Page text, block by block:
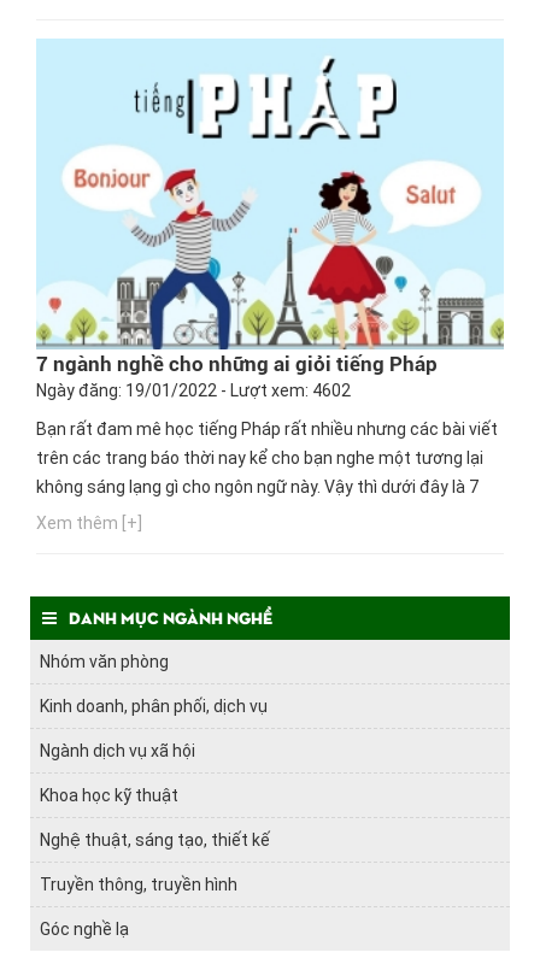
giờ, hãy cùng Hướng nghiệp GPO cập nhật thông tin này...
7 ngành nghề cho những ai giỏi tiếng Pháp
Ngày đăng: 19/01/2022 - Lượt xem: 4602
Bạn rất đam mê học tiếng Pháp rất nhiều nhưng các bài viết
trên các trang báo thời nay kể cho bạn nghe một tương lại
không sáng lạng gì cho ngôn ngữ này. Vậy thì dưới đây là 7
nghề cho những ai không dám theo đuổi con đường Pháp
Xem thêm [+]
Danh mục ngành nghề
Nhóm văn phòng
Kinh doanh, phân phối, dịch vụ
Ngành dịch vụ xã hội
Khoa học kỹ thuật
Nghệ thuật, sáng tạo, thiết kế
Truyền thông, truyền hình
Góc nghề lạ